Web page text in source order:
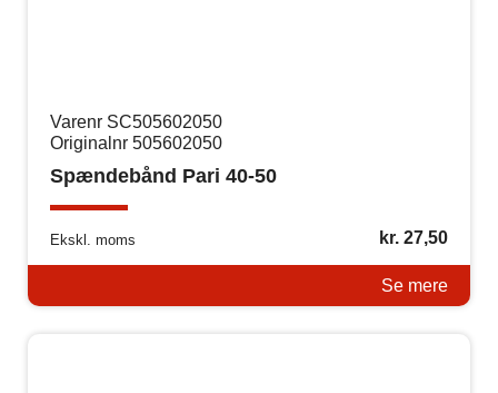
Varenr SC505602050
Originalnr 505602050
Spændebånd Pari 40-50
Ekskl. moms kr.27,50
Se mere